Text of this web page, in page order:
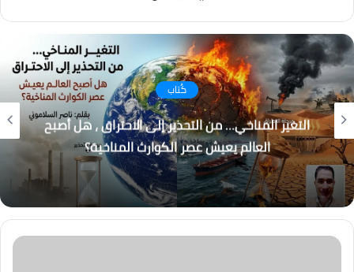
كُتاب
التغير المناخي… من التحذير إلى الاحتراق ، هل أصبح
العالم يعيش عصر الكوارث المناخية؟